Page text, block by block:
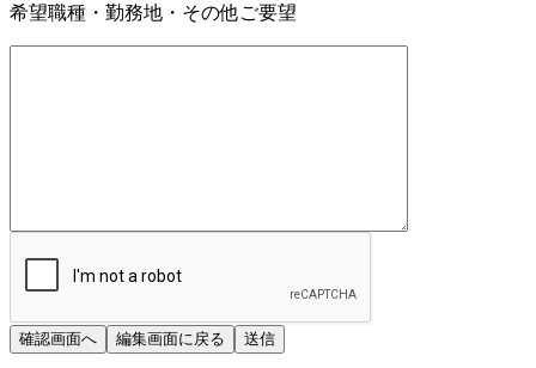
希望職種・勤務地・その他ご要望